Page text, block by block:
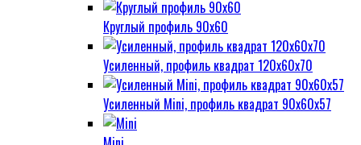
Круглый профиль 90х60
Усиленный, профиль квадрат 120х60х70
Усиленный Mini, профиль квадрат 90х60х57